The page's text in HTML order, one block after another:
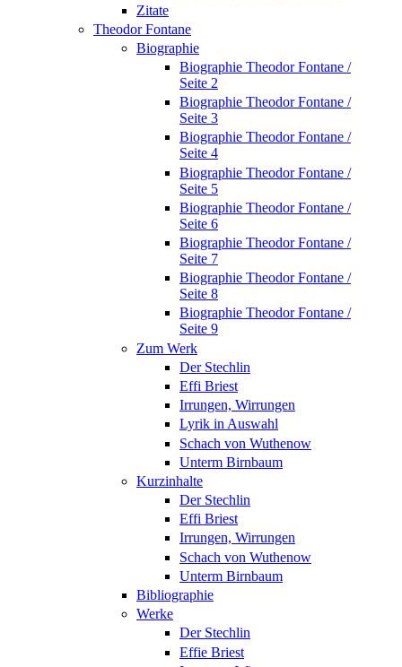
Zitate
Theodor Fontane
Biographie
Biographie Theodor Fontane /
Seite 2
Biographie Theodor Fontane /
Seite 3
Biographie Theodor Fontane /
Seite 4
Biographie Theodor Fontane /
Seite 5
Biographie Theodor Fontane /
Seite 6
Biographie Theodor Fontane /
Seite 7
Biographie Theodor Fontane /
Seite 8
Biographie Theodor Fontane /
Seite 9
Zum Werk
Der Stechlin
Effi Briest
Irrungen, Wirrungen
Lyrik in Auswahl
Schach von Wuthenow
Unterm Birnbaum
Kurzinhalte
Der Stechlin
Effi Briest
Irrungen, Wirrungen
Schach von Wuthenow
Unterm Birnbaum
Bibliographie
Werke
Der Stechlin
Effie Briest